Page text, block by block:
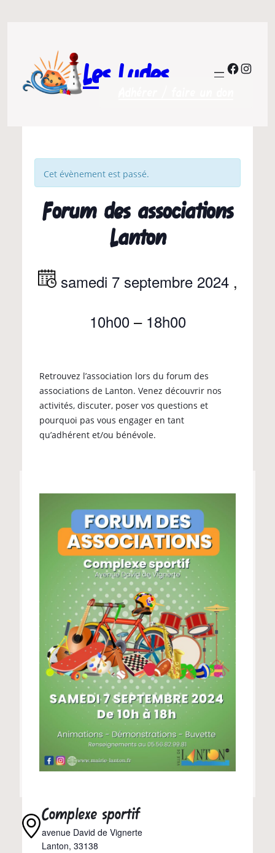
Les Ludes
Cet évènement est passé.
Forum des associations
Lanton
samedi 7 septembre 2024 ,
10h00 – 18h00
Retrouvez l’association lors du forum des
associations de Lanton. Venez découvrir nos
activités, discuter, poser vos questions et
pourquoi pas vous engager en tant
qu’adhérent et/ou bénévole.
Complexe sportif
avenue David de Vignerte
Lanton, 33138